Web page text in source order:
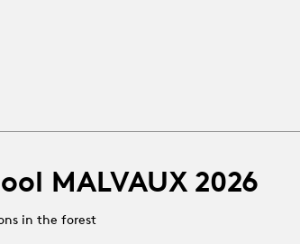
MALVAUX 2026
in the forest